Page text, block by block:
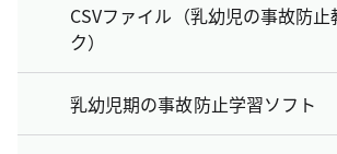
CSVファイル（乳幼児の事故防
ク）
乳幼児期の事故防止学習ソフト